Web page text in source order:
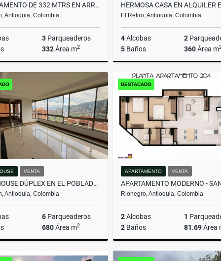
APARTAMENTO DE 332 MTRS EN ARRIENDO EN EL POBLADO, MEDELLÍN
Antioquia, Colombia
3 Parqueaderos
332Área m2
El Retiro, Antioquia, Colombia
4Alcobas 2
5 Baños 360Área m
VENTA
PENTHOUSE DÚPLEX EN EL POBLADO: VISTAS, ESPACIOS Y EXCLUSIVIDAD.
Antioquia, Colombia
6 Parqueaderos
680Área m2
Venta
DESTACADO
APARTAMENTO VENTA
Rionegro, Antioquia, Colombia
2Alcobas 1
2 Baños 81.69Área